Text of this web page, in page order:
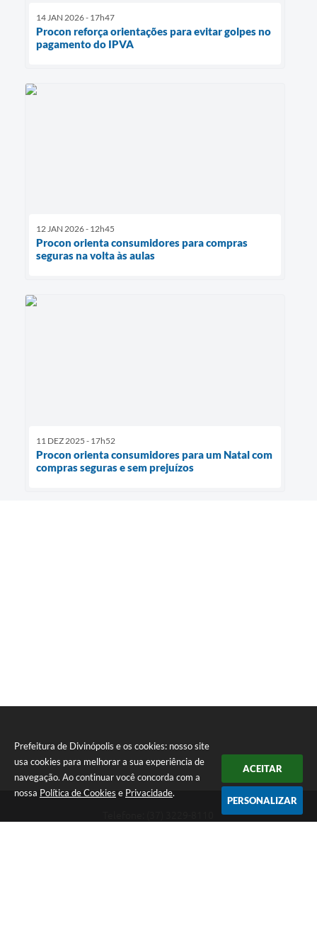
Prefeitura de Divinópolis e os cookies: nosso site
usa cookies para melhorar a sua experiência de
navegação. Ao continuar você concorda com a
nossa Política de Cookies e Privacidade.
ACEITAR
PERSONALIZAR
14 JAN 2026 - 17h47
Procon reforça orientações para evitar golpes no
pagamento do IPVA
12 JAN 2026 - 12h45
Procon orienta consumidores para compras
seguras na volta às aulas
11 DEZ 2025 - 17h52
Procon orienta consumidores para um Natal com
compras seguras e sem prejuízos